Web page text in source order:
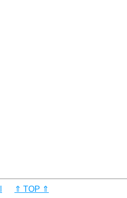
⇑ TOP ⇑